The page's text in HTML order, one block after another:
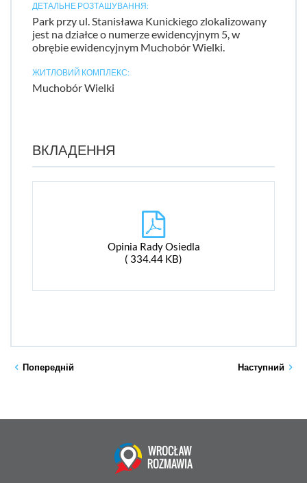
ДЕТАЛЬНЕ РОЗТАШУВАННЯ:
Park przy ul. Stanisława Kunickiego zlokalizowany
jest na działce o numerze ewidencyjnym 5, w
obrębie ewidencyjnym Muchobór Wielki.
ЖИТЛОВИЙ КОМПЛЕКС:
Muchobór Wielki
ВКЛАДЕННЯ
Opinia Rady Osiedla
( 334.44 KB)
Попередній Наступний